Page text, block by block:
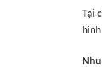
Tại